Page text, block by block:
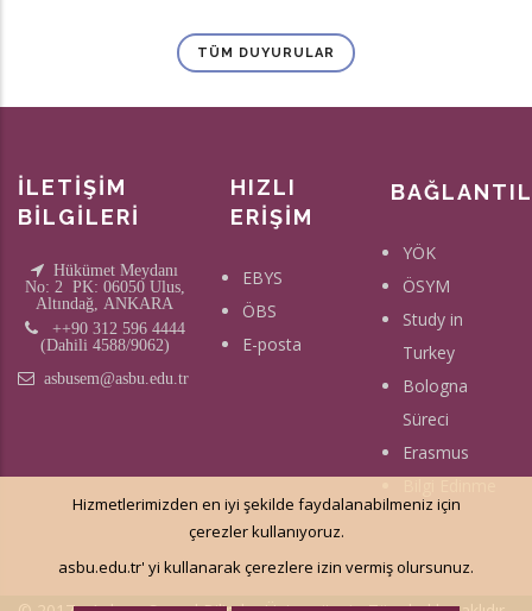
TÜM DUYURULAR
İLETİŞİM
BİLGİLERİ
Hükümet Meydanı
No: 2 PK: 06050 Ulus,
Altındağ, ANKARA
++90 312 596 4444
(Dahili 4588/9062)
asbusem@asbu.edu.tr
HIZLI
ERİŞİM
EBYS
ÖBS
E-posta
YÖK
ÖSYM
Study in
Turkey
Bologna
Süreci
Erasmus
Hizmetlerimizden en iyi şekilde faydalanabilmeniz için
çerezler kullanıyoruz.
asbu.edu.tr' yi kullanarak çerezlere izin vermiş olursunuz.